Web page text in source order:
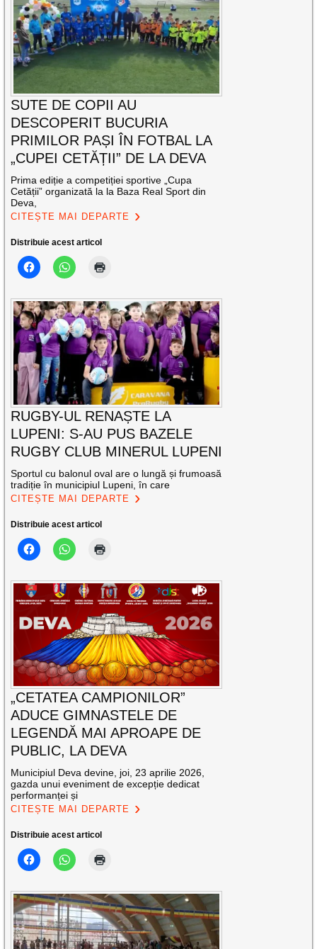
SUTE DE COPII AU
DESCOPERIT BUCURIA
PRIMILOR PAȘI ÎN FOTBAL LA
„CUPEI CETĂȚII” DE LA DEVA
Prima ediție a competiției sportive „Cupa
Cetății” organizată la la Baza Real Sport din
Deva,
CITEȘTE MAI DEPARTE
Distribuie acest articol
RUGBY-UL RENAȘTE LA
LUPENI: S-AU PUS BAZELE
RUGBY CLUB MINERUL LUPENI
Sportul cu balonul oval are o lungă și frumoasă
tradiție în municipiul Lupeni, în care
CITEȘTE MAI DEPARTE
Distribuie acest articol
„CETATEA CAMPIONILOR”
ADUCE GIMNASTELE DE
LEGENDĂ MAI APROAPE DE
PUBLIC, LA DEVA
Municipiul Deva devine, joi, 23 aprilie 2026,
gazda unui eveniment de excepție dedicat
performanței și
CITEȘTE MAI DEPARTE
Distribuie acest articol